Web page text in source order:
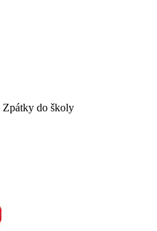
Zpátky do školy